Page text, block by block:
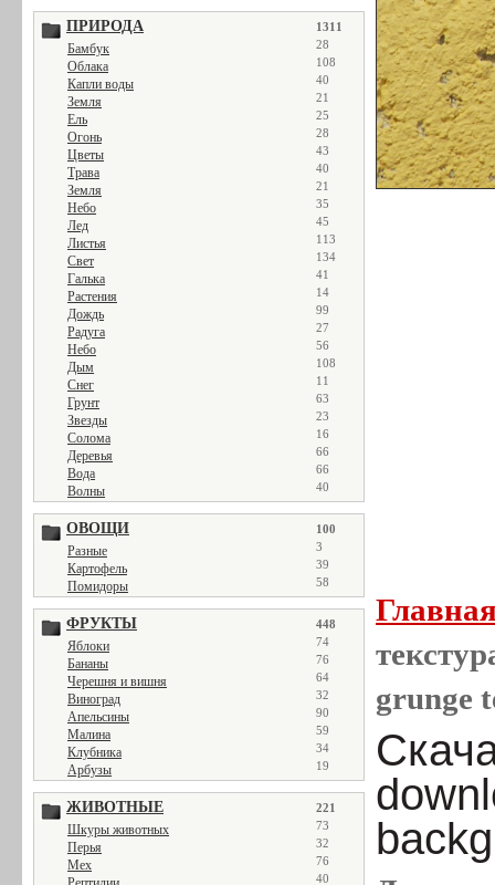
ПРИРОДА 1311
Бамбук 28
Облака 108
Капли воды 40
Земля 21
Ель 25
Огонь 28
Цветы 43
Трава 40
Земля 21
Небо 35
Лед 45
Листья 113
Свет 134
Галька 41
Растения 14
Дождь 99
Радуга 27
Небо 56
Дым 108
Снег 11
Грунт 63
Звезды 23
Солома 16
Деревья 66
Вода 66
Волны 40
ОВОЩИ 100
Разные 3
Картофель 39
Помидоры 58
ФРУКТЫ 448
Яблоки 74
Бананы 76
Черешня и вишня 64
Виноград 32
Апельсины 90
Малина 59
Клубника 34
Арбузы 19
ЖИВОТНЫЕ 221
Шкуры животных 73
Перья 32
Мех 76
40
grunge